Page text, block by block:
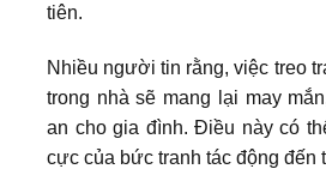
tiên.
Nhiều người tin rằng, việc treo
trong nhà sẽ mang lại may
an cho gia đình. Điều này có
cực của bức tranh tác động đến